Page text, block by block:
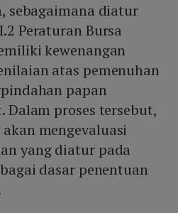
sebagaimana diatur
Peraturan Bursa
kewenangan
atas pemenuhan
papan
Dalam proses tersebut,
mengevaluasi
yang diatur pada
dasar penentuan